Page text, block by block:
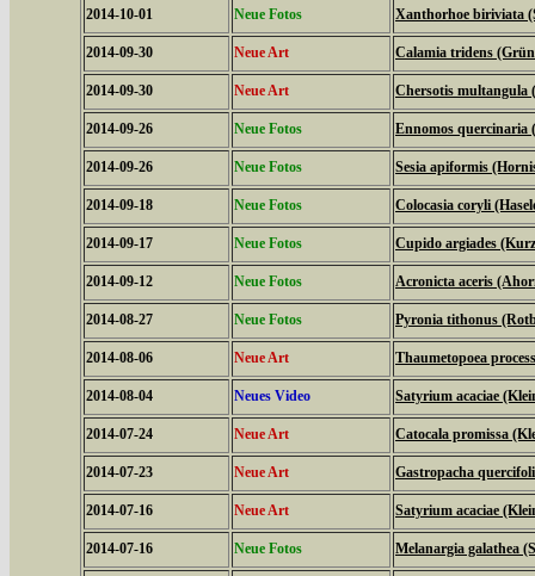
2014-10-01 Neue Fotos Xanthorhoe biriviata
2014-09-30 Neue Art Calamia tridens
2014-09-30 Neue Art Chersotis multangula
2014-09-26 Neue Fotos Ennomos quercinaria
2014-09-26 Neue Fotos Sesia apiformis
2014-09-18 Neue Fotos Colocasia coryli
2014-09-17 Neue Fotos Cupido argiades
2014-09-12 Neue Fotos Acronicta aceris
2014-08-27 Neue Fotos Pyronia tithonus
2014-08-06 Neue Art Thaumetopoea
2014-08-04 Neues Video Satyrium acaciae
2014-07-24 Neue Art Catocala promissa
2014-07-23 Neue Art Gastropacha
2014-07-16 Neue Art Satyrium acaciae
2014-07-16 Neue Fotos Melanargia galathea